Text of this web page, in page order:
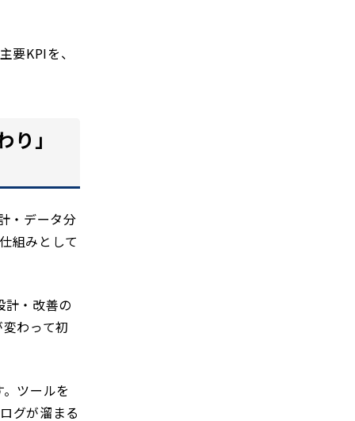
要KPIを、
」
・データ分
組みとして
・改善の
わって初
ツールを
グが溜まる